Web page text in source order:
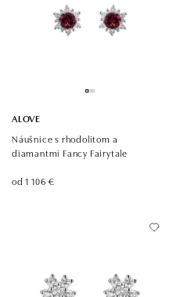
ALOVE
Náušnice s rhodolitom a
diamantmi Fancy Fairytale
od 1 106 €